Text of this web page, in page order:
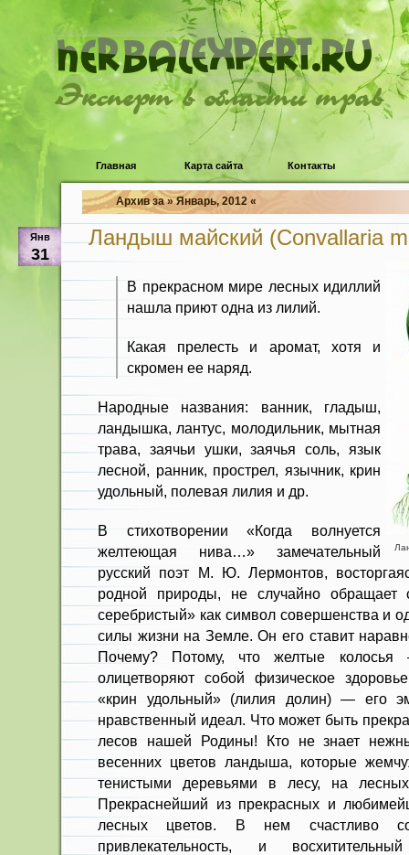
Эксперт в области трав
Главная Карта сайта Контакты
Архив за » Январь, 2012 «
Янв
31
Ландыш майский (Convallaria
В прекрасном мире лесных идиллий
нашла приют одна из лилий.
Какая прелесть и аромат, хотя и
скромен ее наряд.
Народные названия: ванник, гладыш,
ландышка, лантус, молодильник, мытная
трава, заячьи ушки, заячья соль, язык
лесной, ранник, прострел, язычник, крин
удольный, полевая лилия и др.
В стихотворении «Когда волнуется
желтеющая нива…» замечательный
русский поэт М. Ю. Лермонтов,
родной природы, не случайно
серебристый» как символ совершенства и
силы жизни на Земле. Он его ставит
Почему? Потому, что желтые
олицетворяют собой физическое
«крин удольный» (лилия долин) — его
нравственный идеал. Что может быть
лесов нашей Родины! Кто не знает
весенних цветов ландыша, которые
тенистыми деревьями в лесу, на
Прекраснейший из прекрасных и
лесных цветов. В нем счастливо
привлекательность, и